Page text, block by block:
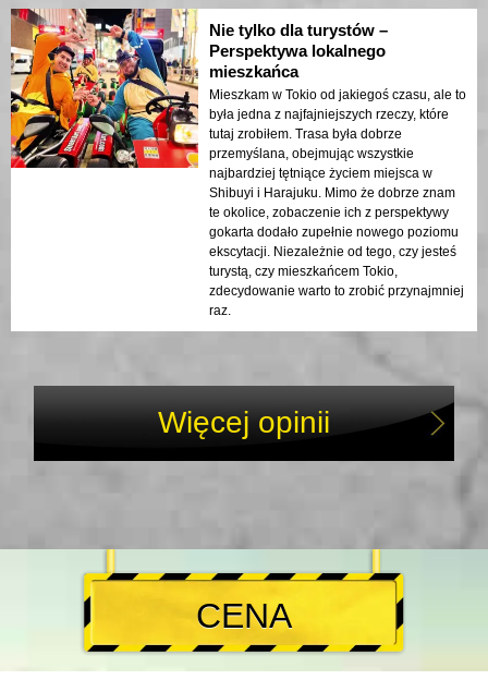
Nie tylko dla turystów –
Perspektywa lokalnego
mieszkańca
Mieszkam w Tokio od jakiegoś czasu, ale to
była jedna z najfajniejszych rzeczy, które
tutaj zrobiłem. Trasa była dobrze
przemyślana, obejmując wszystkie
najbardziej tętniące życiem miejsca w
Shibuyi i Harajuku. Mimo że dobrze znam
te okolice, zobaczenie ich z perspektywy
gokarta dodało zupełnie nowego poziomu
ekscytacji. Niezależnie od tego, czy jesteś
turystą, czy mieszkańcem Tokio,
zdecydowanie warto to zrobić przynajmniej
raz.
Więcej opinii
CENA